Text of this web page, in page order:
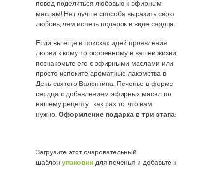
повод поделиться любовью к эфирным
маслам! Нет лучше способа выразить свою
любовь, чем испечь подарок в виде сердца.
Если вы еще в поисках идей проявления
любви к кому-то особенному в вашей жизни,
познакомьте его с эфирными маслами или
просто испеките ароматные лакомства в
День святого Валентина. Печенье в форме
сердца с добавлением эфирных масел по
нашему рецепту—как раз то, что вам
нужно. Оформление подарка в три этапа:
Загрузите этот очаровательный
шаблон упаковки для печенья и добавьте к